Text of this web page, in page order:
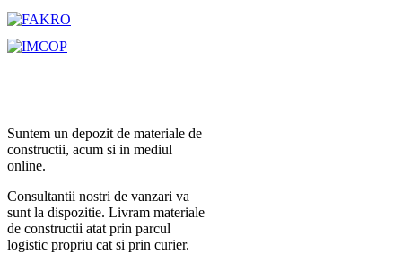
Suntem un depozit de materiale de
constructii, acum si in mediul
online.
Consultantii nostri de vanzari va
sunt la dispozitie. Livram materiale
de constructii atat prin parcul
logistic propriu cat si prin curier.